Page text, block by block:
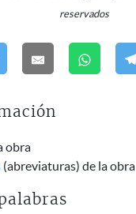
reservados
obra
(abreviaturas) de la obra